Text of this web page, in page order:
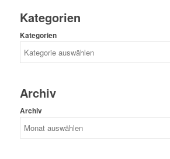
Kategorien
Kategorien
Archiv
Archiv